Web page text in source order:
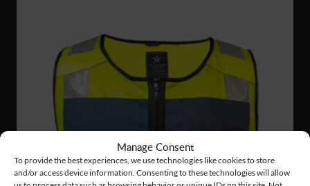
Manage Consent
To provide the best experiences, we use technologies like cookies to store
and/or access device information. Consenting to these technologies will allow